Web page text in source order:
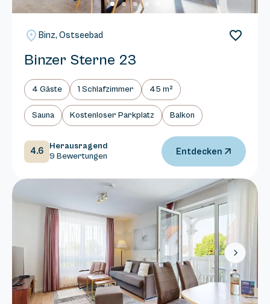
Binz, Ostseebad
Binzer Sterne 23
4 Gäste 1 Schlafzimmer 45 m²
Sauna Kostenloser Parkplatz Balkon
4.6
Herausragend
9 Bewertungen
Entdecken
Next